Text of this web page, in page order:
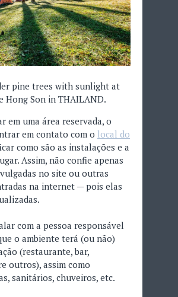
pine trees with sunlight at
Hong Son in THAILAND.
em uma área reservada, o
em contato com o local do
como são as instalações e a
Assim, não confie apenas
no site ou outras
na internet — pois elas
com a pessoa responsável
o ambiente terá (ou não)
(restaurante, bar,
outros), assim como
sanitários, chuveiros, etc.